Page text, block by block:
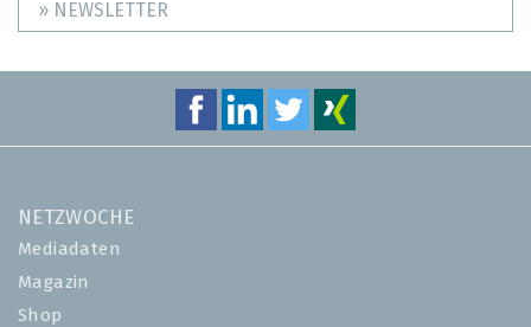
» NEWSLETTER
NETZWOCHE
Mediadaten
Magazin
Shop